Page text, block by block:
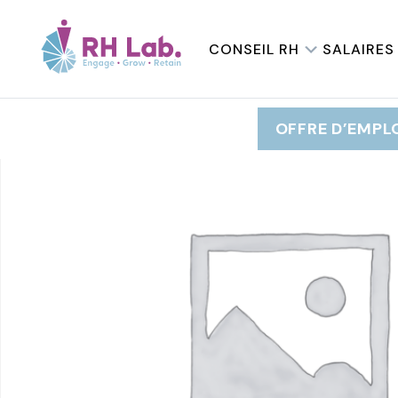
CONSEIL RH SALAIRES
OFFRE